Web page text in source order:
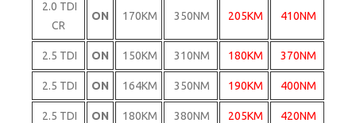
2.0 TDI
CR
ON 170KM 350NM 205KM 410NM
2.5 TDI ON 150KM 310NM 180KM 370NM
2.5 TDI ON 164KM 350NM 190KM 400NM
2.5 TDI ON 180KM 380NM 205KM 420NM